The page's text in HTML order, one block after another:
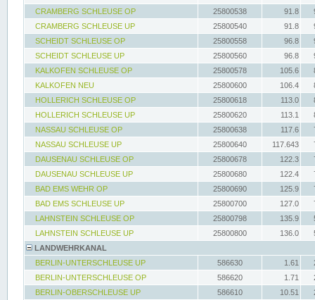
CRAMBERG SCHLEUSE OP
25800538 91.8
CRAMBERG SCHLEUSE UP
25800540 91.8
SCHEIDT SCHLEUSE OP
25800558 96.8
SCHEIDT SCHLEUSE UP
25800560 96.8
KALKOFEN SCHLEUSE OP
25800578 105.6
KALKOFEN NEU
25800600 106.4
HOLLERICH SCHLEUSE OP
25800618 113.0
HOLLERICH SCHLEUSE UP
25800620 113.1
NASSAU SCHLEUSE OP
25800638 117.6
NASSAU SCHLEUSE UP
25800640 117.643
DAUSENAU SCHLEUSE OP
25800678 122.3
DAUSENAU SCHLEUSE UP
25800680 122.4
BAD EMS WEHR OP
25800690 125.9
BAD EMS SCHLEUSE UP
25800700 127.0
LAHNSTEIN SCHLEUSE OP
25800798 135.9
LAHNSTEIN SCHLEUSE UP
25800800 136.0
LANDWEHRKANAL
BERLIN-UNTERSCHLEUSE UP
586630 1.61
BERLIN-UNTERSCHLEUSE OP
586620 1.71
BERLIN-OBERSCHLEUSE UP
586610 10.51